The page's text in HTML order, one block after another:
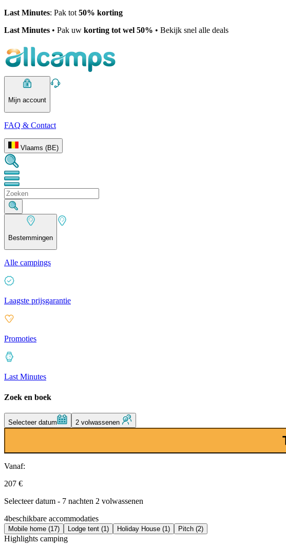
Last Minutes: Pak tot 50% korting
Last Minutes • Pak uw korting tot wel 50% • Bekijk snel alle deals
Mijn account
FAQ & Contact
Vlaams (BE)
Bestemmingen
Alle campings
Laagste prijsgarantie
Promoties
Last Minutes
Zoek en boek
Selecteer datum 2 volwassenen
Vanaf:
207 €
Selecteer datum - 7 nachten 2 volwassenen
4beschikbare accommodaties
Mobile home (17) Lodge tent (1) Holiday House (1) Pitch (2)
Highlights camping